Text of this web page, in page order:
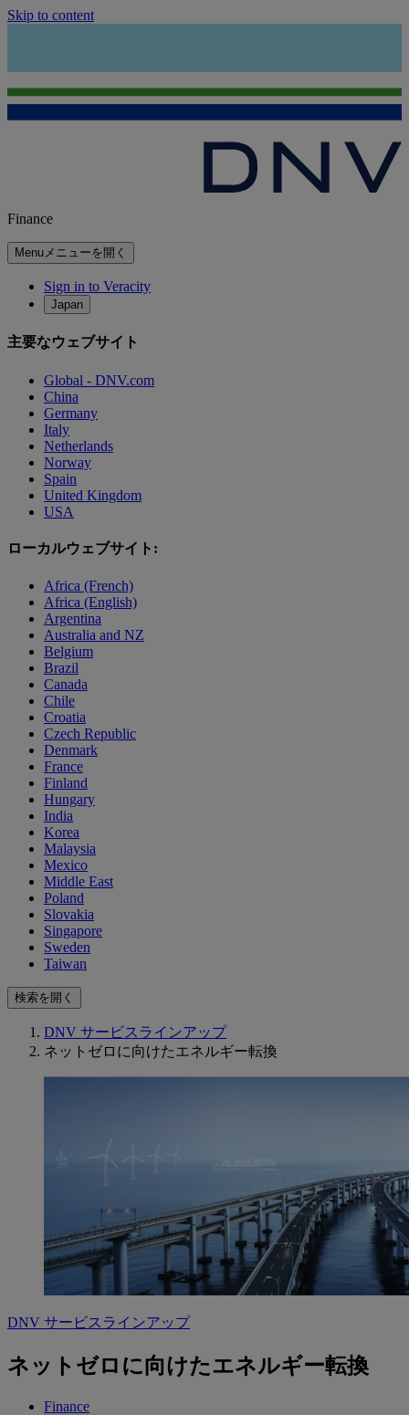
Skip to content
Finance
Menuメニューを開く
Sign in to Veracity
Japan
主要なウェブサイト
Global - DNV.com
China
Germany
Italy
Netherlands
Norway
Spain
United Kingdom
USA
ローカルウェブサイト:
Africa (French)
Africa (English)
Argentina
Australia and NZ
Belgium
Brazil
Canada
Chile
Croatia
Czech Republic
Denmark
France
Finland
Hungary
India
Korea
Malaysia
Mexico
Middle East
Poland
Slovakia
Singapore
Sweden
Taiwan
検索を開く
DNV サービスラインアップ
ネットゼロに向けたエネルギー転換
DNV サービスラインアップ
ネットゼロに向けたエネルギー転換
Finance